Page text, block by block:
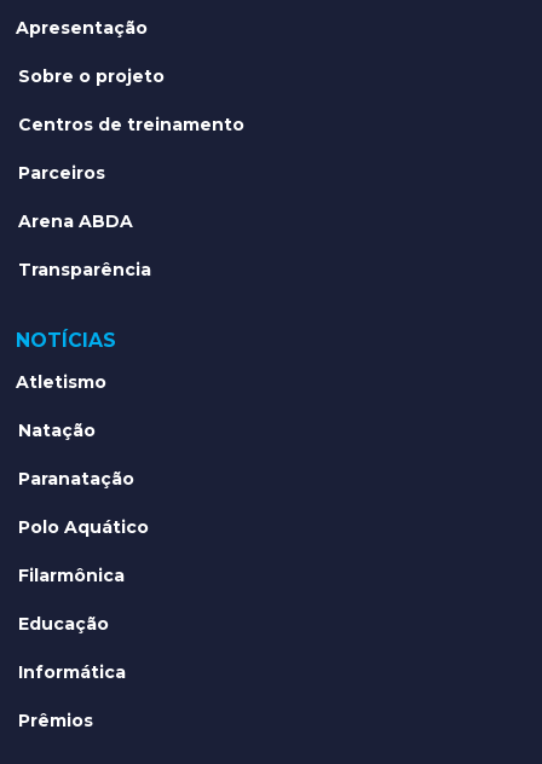
Apresentação
Sobre o projeto
Centros de treinamento
Parceiros
Arena ABDA
Transparência
NOTÍCIAS
Atletismo
Natação
Paranatação
Polo Aquático
Filarmônica
Educação
Informática
Prêmios